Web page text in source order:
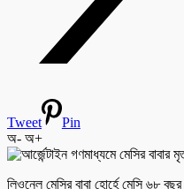
Tweet
Pin
অ- অ+
লিওনেল মেসির বাবা হোর্হে মেসি ৬৮